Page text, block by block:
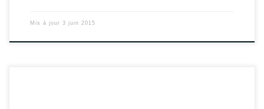
Mis à jour 3 juin 2015